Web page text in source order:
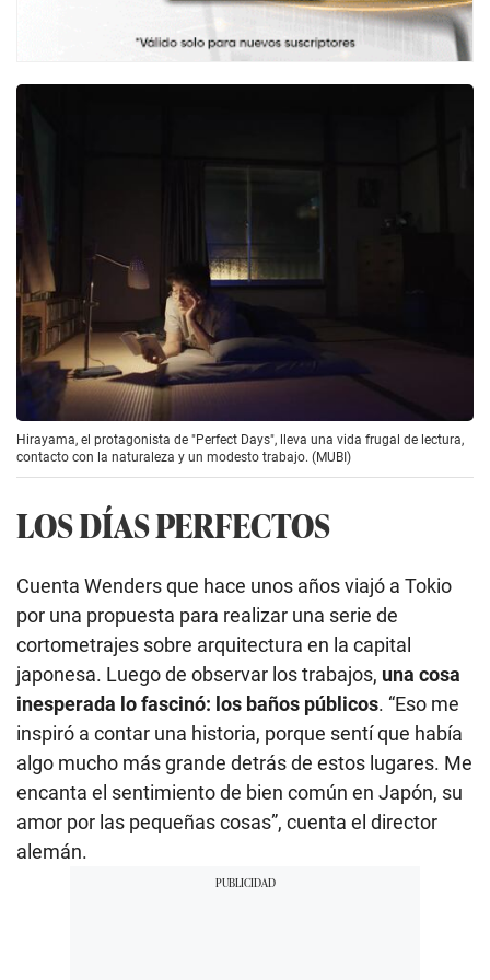
Hirayama, el protagonista de "Perfect Days", lleva una vida frugal de lectura,
contacto con la naturaleza y un modesto trabajo. (MUBI)
LOS DÍAS PERFECTOS
Cuenta Wenders que hace unos años viajó a Tokio
por una propuesta para realizar una serie de
cortometrajes sobre arquitectura en la capital
japonesa. Luego de observar los trabajos, una cosa
inesperada lo fascinó: los baños públicos. “Eso me
inspiró a contar una historia, porque sentí que había
algo mucho más grande detrás de estos lugares. Me
encanta el sentimiento de bien común en Japón, su
amor por las pequeñas cosas”, cuenta el director
alemán.